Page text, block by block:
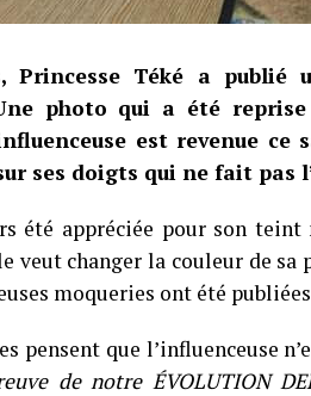
Téké a publié
photo qui a été
est revenue
ses doigts qui ne fait pas
été appréciée pour son
veut changer la couleur de
moqueries ont été
pensent que l’influenceuse
de notre ÉVOLUTION